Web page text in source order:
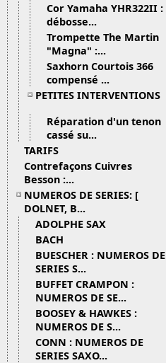
Cor Yamaha YHR322II :
débosse...
Trompette The Martin
"Magna" :...
Saxhorn Courtois 366
compensé ...
PETITES INTERVENTIONS
Réparation d'un tenon
cassé su...
TARIFS
Contrefaçons Cuivres
Besson :...
NUMEROS DE SERIES: [
DOLNET, B...
ADOLPHE SAX
BACH
BUESCHER : NUMEROS DE
SERIES S...
BUFFET CRAMPON :
NUMEROS DE SE...
BOOSEY & HAWKES :
NUMEROS DE S...
CONN : NUMEROS DE
SERIES SAXO...